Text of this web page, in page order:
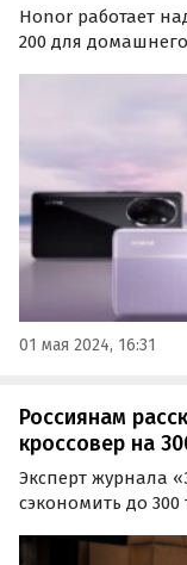
Honor работает
200 для
Honor 200 Pro. Их
01 мая 2024, 16:31
Россиянам
кроссовер на
Эксперт журнала
сэкономить до
отличиях трех